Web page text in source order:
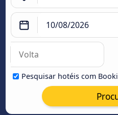
Pesquisar hotéis com